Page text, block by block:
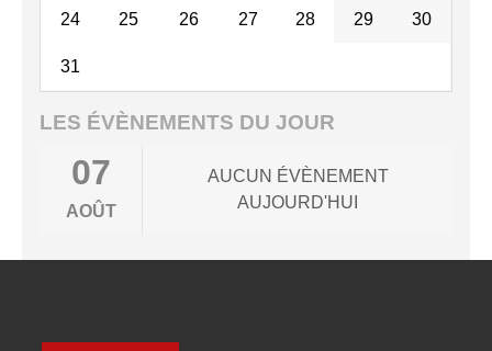
24 25 26 27 28 29 30
31
LES ÉVÈNEMENTS DU JOUR
07
AOÛT
AUCUN ÉVÈNEMENT
AUJOURD'HUI